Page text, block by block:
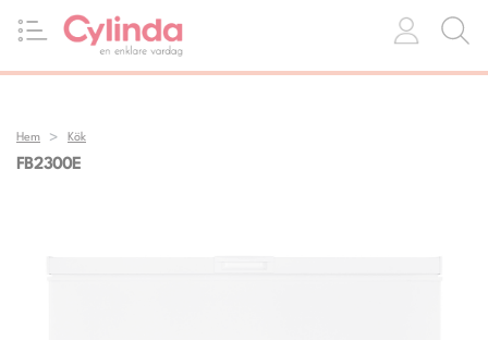
Hem Kök
FB2300E